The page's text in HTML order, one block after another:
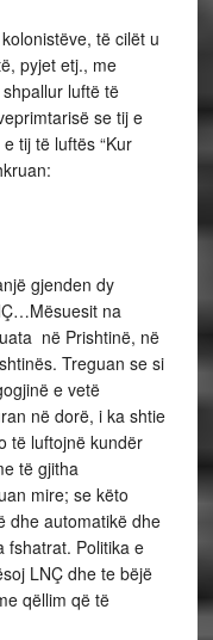
të cilët u
pyjet etj., me
luftë të
se tij e
tij të luftës “Kur
gjenden dy
na
në Prishtinë, në
Treguan se si
e vetë
në dorë, i ka shtie
të luftojnë kundër
të gjitha
mire; se këto
dhe automatikë dhe
fshatrat. Politika e
LNÇ dhe te bëjë
qëllim që të